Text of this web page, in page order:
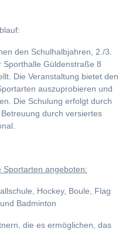
den Schulhalbjahren, 2./3.
Güldenstraße 8
Die Veranstaltung bietet den
auszuprobieren und
Die Schulung erfolgt durch
durch versiertes
Sportarten angeboten:
Hockey, Boule, Flag
Badminton
die es ermöglichen, das